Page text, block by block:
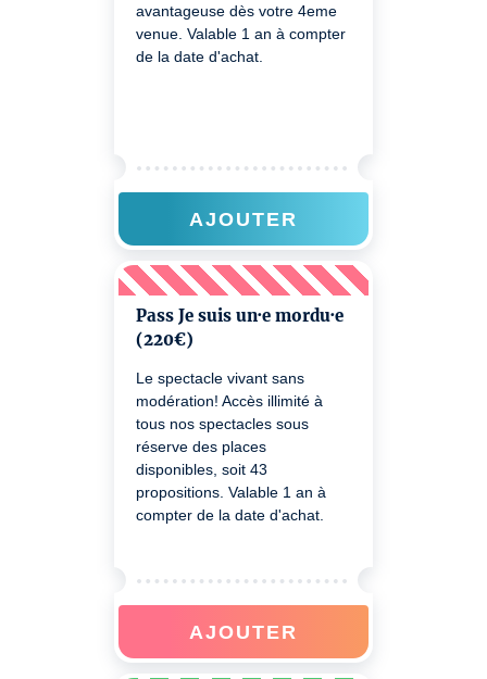
avantageuse dès votre 4eme
venue. Valable 1 an à compter
de la date d'achat.
AJOUTER
Pass Je suis un·e mordu·e
(220€)
Le spectacle vivant sans
modération! Accès illimité à
tous nos spectacles sous
réserve des places
disponibles, soit 43
propositions. Valable 1 an à
compter de la date d'achat.
AJOUTER